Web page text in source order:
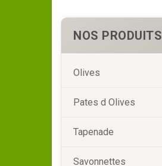
NOS PRODUITS
Olives
Pates d Olives
Tapenade
Savonnettes